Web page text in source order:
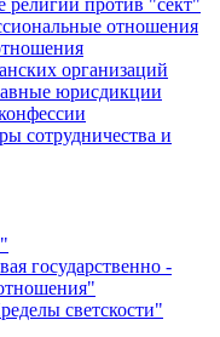
религии против "сект"
отношения
организаций
юрисдикции
сотрудничества и
государственно -
светскости"